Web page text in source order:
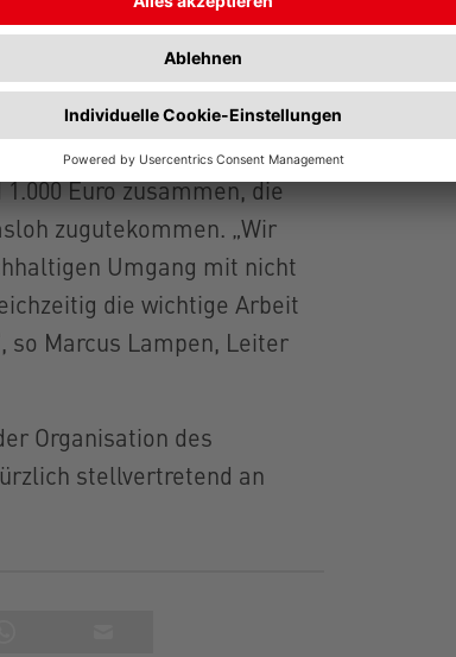
nicht mehr benötigte,
Ladekabel, Tastaturen
gegen eine freiwillige
Euro zusammen, die
zugutekommen. „Wir
Umgang mit nicht
die wichtige Arbeit
so Marcus Lampen, Leiter
Organisation des
stellvertretend an